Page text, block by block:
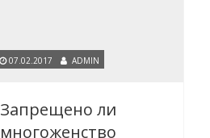
07.02.2017 ADMIN
Запрещено ли
многоженство